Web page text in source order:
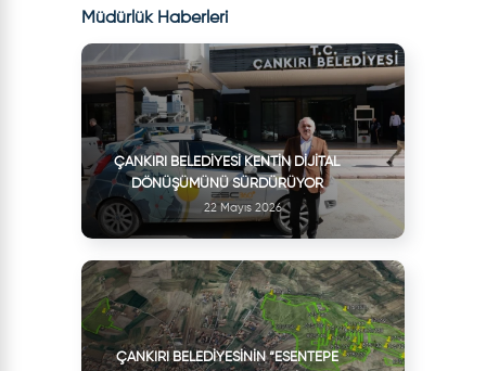
Müdürlük Haberleri
ÇANKIRI BELEDIYESI KENTIN DIJITAL
DÖNÜŞÜMÜNÜ SÜRDÜRÜYOR
22 Mayıs 2026
ÇANKIRI BELEDIYESININ “ESENTEPE